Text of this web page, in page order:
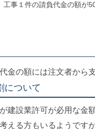
工事１件の請負代金の額が
金の額には注文者から
について
建設業許可が必用な金
える方もいるようです